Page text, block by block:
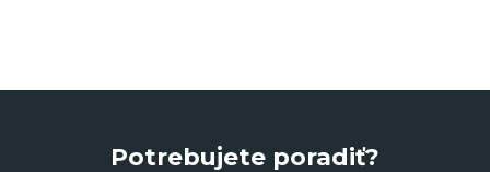
Potrebujete poradiť?